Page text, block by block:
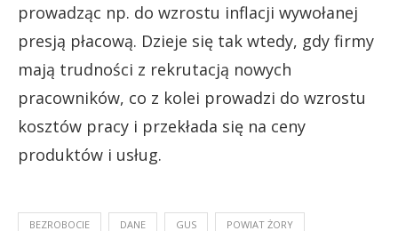
prowadząc np. do wzrostu inflacji wywołanej
presją płacową. Dzieje się tak wtedy, gdy firmy
mają trudności z rekrutacją nowych
pracowników, co z kolei prowadzi do wzrostu
kosztów pracy i przekłada się na ceny
produktów i usług.
BEZROBOCIE DANE GUS POWIAT ŻORY